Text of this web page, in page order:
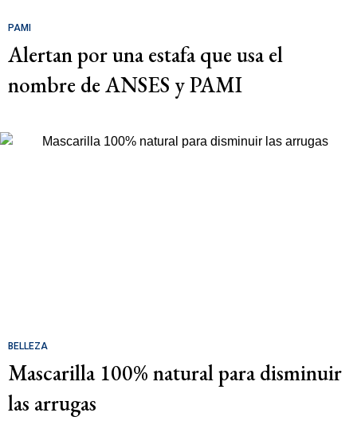
PAMI
Alertan por una estafa que usa el
nombre de ANSES y PAMI
BELLEZA
Mascarilla 100% natural para disminuir
las arrugas